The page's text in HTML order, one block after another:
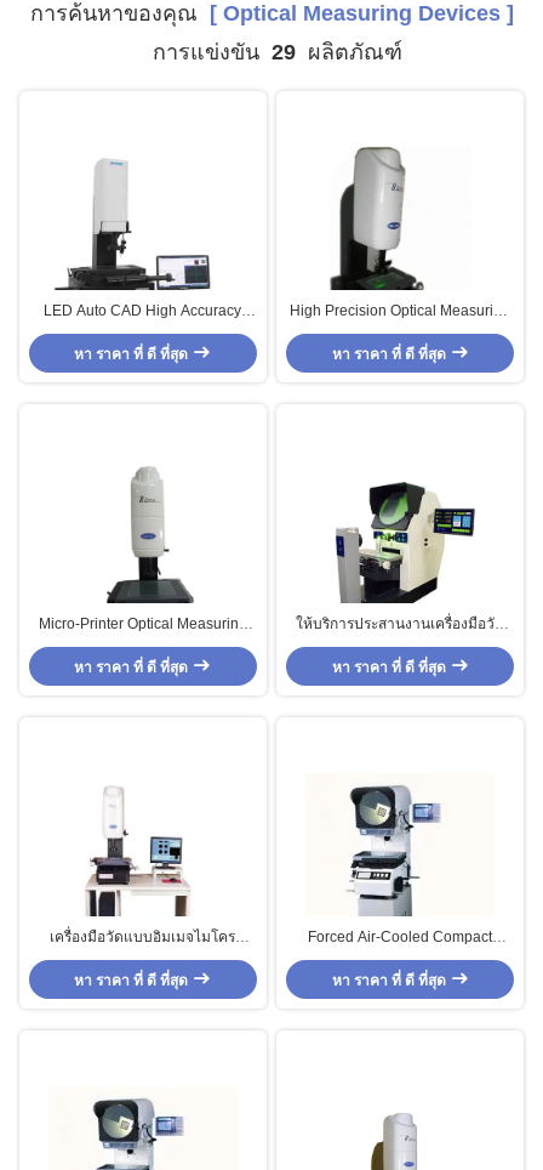
การค้นหาของคุณ [ Optical Measuring Devices ]
การแข่งขัน 29 ผลิตภัณฑ์
LED Auto CAD High Accuracy
Optical Measuring Devices ,
Optical Measuring Machine
หา ราคา ที่ ดี ที่สุด
High Precision Optical Measuring
Devices , Manual Image
Measuring System
หา ราคา ที่ ดี ที่สุด
Micro-Printer Optical Measuring
Instruments For Mold / Tool , High
Precision
หา ราคา ที่ ดี ที่สุด
ให้บริการประสานงานเครื่องมือวัด
แบบออปติคัล, เครื่องมือวัดแบบออ
ปติคัลโพรไฟล์
หา ราคา ที่ ดี ที่สุด
เครื่องมือวัดแบบอิมเมจไมโคร
คอมพิวเตอร์ความแม่นยำสูง
หา ราคา ที่ ดี ที่สุด
Forced Air-Cooled Compact
Optical Measure Machines For
Electronic Industrial
หา ราคา ที่ ดี ที่สุด